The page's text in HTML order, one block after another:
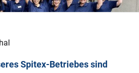
Spitex-Betriebes sind